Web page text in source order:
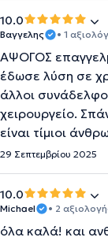
10.0
Βαγγελης • 1
ΑΨΟΓΟΣ
έδωσε λύση σε
άλλοι
χειρουργείο.
είναι τίμιοι
29 Σεπτεμβρίου 2025
10.0
Michael • 2
όλα καλά! και